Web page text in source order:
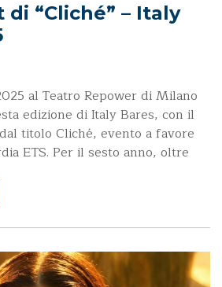
di “Cliché” – Italy
al Teatro Repower di Milano
edizione di Italy Bares, con il
titolo Cliché, evento a favore
ETS. Per il sesto anno, oltre